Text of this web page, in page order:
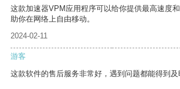
这款加速器VPM应用程序可以给你提供最高速度
助你在网络上自由移动。
2024-02-11
游客
这款软件的售后服务非常好，遇到问题都能得到及